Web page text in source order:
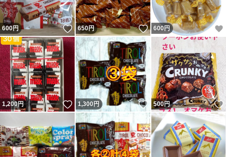
600円 いいね！
650円 いいね！
600円
1,200円 いいね！
1,300円 いいね！
500円